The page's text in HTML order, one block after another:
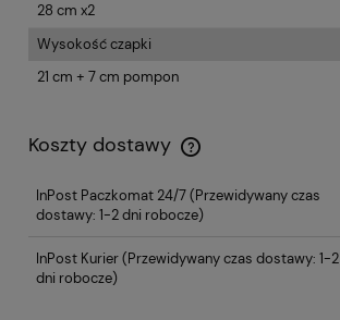
28 cm x2
Wysokość czapki
21 cm + 7 cm pompon
Koszty dostawy
InPost Paczkomat 24/7(Przewidywany czas
dostawy: 1-2 dni robocze)
InPost Kurier(Przewidywany czas dostawy: 1-2
dni robocze)